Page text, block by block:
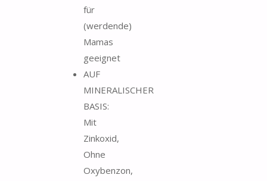
für
(werdende)
Mamas
geeignet
AUF
MINERALISCHER
BASIS:
Mit
Zinkoxid,
Ohne
Oxybenzon,